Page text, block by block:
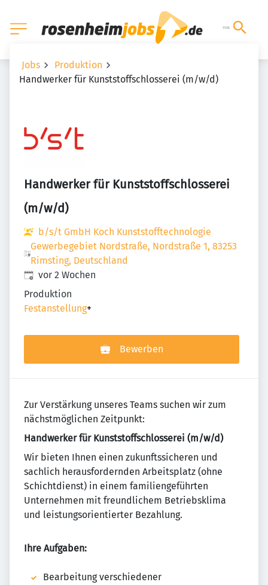
Jobs
Produktion
Handwerker für Kunststoffschlosserei (m/w/d)
Handwerker für Kunststoffschlosserei
(m/w/d)
b/s/t GmbH Koch Kunststofftechnologie
Gewerbegebiet Nordstraße, Nordstraße 1, 83253
Rimsting, Deutschland
Veröffentlicht:
vor 2 Wochen
Produktion
Festanstellung+
Bewerben
Zur Verstärkung unseres Teams suchen wir zum
nächstmöglichen Zeitpunkt:
Handwerker für Kunststoffschlosserei (m/w/d)
Wir bieten Ihnen einen zukunftssicheren und
sachlich herausfordernden Arbeitsplatz (ohne
Schichtdienst) in einem familiengeführten
Unternehmen mit freundlichem Betriebsklima
und leistungsorientierter Bezahlung.
Ihre Aufgaben:
Bearbeitung verschiedener